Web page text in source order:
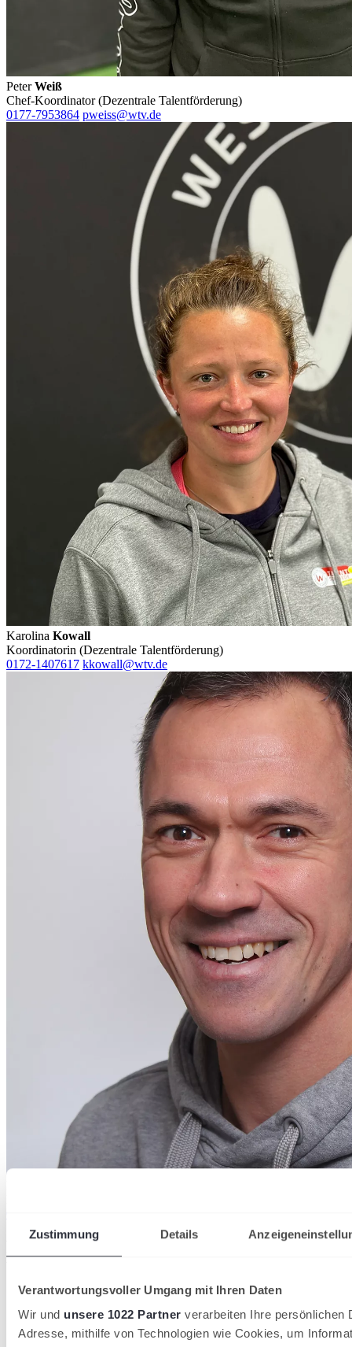
Zustimmung Details
Verantwortungsvoller Umgang mit Ihren Daten
Wir und unsere 1022 Partner verarbeiten Ihre persönlichen
Adresse, mithilfe von Technologien wie Cookies, um
PeterWeiß
Chef-Koordinator (Dezentrale Talentförderung)
0177-7953864 pweiss@wtv.de
Karolina Kowall
Koordinatorin (Dezentrale Talentförderung)
0172-1407617 kkowall@wtv.de
Partner des Westfälischen Tennis-